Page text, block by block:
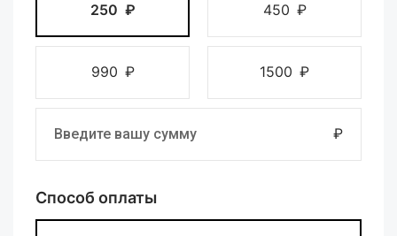
250 ₽ 450 ₽
990 ₽ 1500 ₽
₽
Способ оплаты